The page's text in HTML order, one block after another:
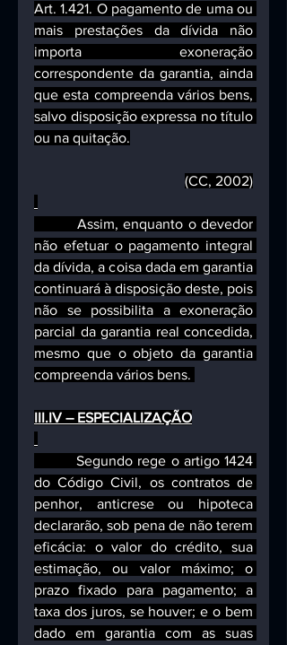
Art. 1.421. O pagamento de uma ou
mais prestações da dívida não
importa exoneração
correspondente da garantia, ainda
que esta compreenda vários bens,
salvo disposição expressa no título
ou na quitação.
(CC, 2002)
não efetuar o pagamento integral
da dívida, a coisa dada em garantia
continuará à disposição deste, pois
não se possibilita a exoneração
parcial da garantia real concedida,
mesmo que o objeto da garantia
compreenda vários bens.
III.IV – ESPECIALIZAÇÃO
         Segundo rege o artigo 1424
do Código Civil, os contratos de
penhor, anticrese ou hipoteca
declararão, sob pena de não terem
eficácia: o valor do crédito, sua
estimação, ou valor máximo; o
prazo fixado para pagamento; a
taxa dos juros, se houver; e o bem
dado em garantia com as suas